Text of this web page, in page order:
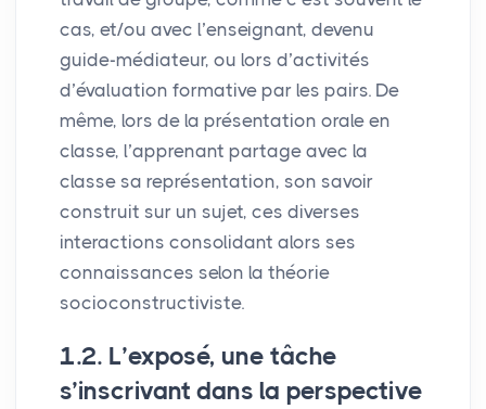
cas, et/ou avec l’enseignant, devenu
guide-médiateur, ou lors d’activités
d’évaluation formative par les pairs. De
même, lors de la présentation orale en
classe, l’apprenant partage avec la
classe sa représentation, son savoir
construit sur un sujet, ces diverses
interactions consolidant alors ses
connaissances selon la théorie
socioconstructiviste.
1.2. L’exposé, une tâche
s’inscrivant dans la perspective